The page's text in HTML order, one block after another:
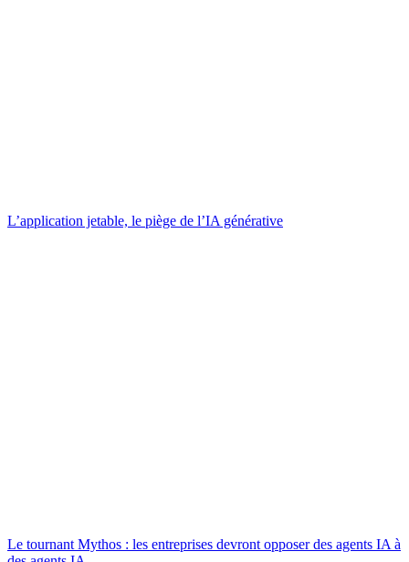
L’application jetable, le piège de l’IA générative
Le tournant Mythos : les entreprises devront opposer des agents IA à